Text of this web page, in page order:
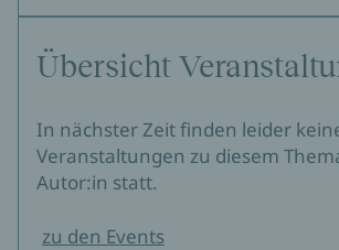
Übersicht
In nächster Zeit finden leider
Veranstaltungen zu diesem
Autor:in statt.
zu den Events